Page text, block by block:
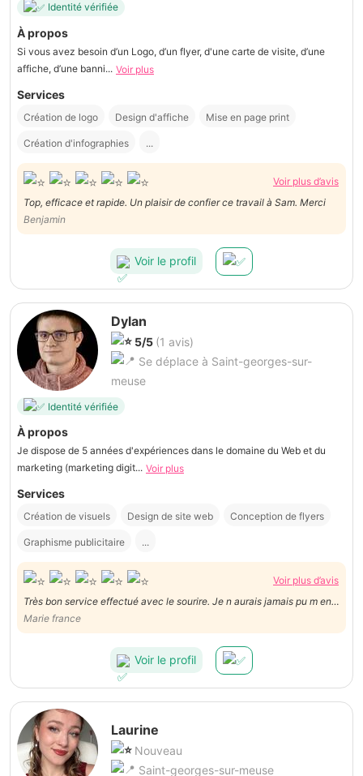
Identité vérifiée
À propos
Si vous avez besoin d’un Logo, d’un flyer, d'une carte de visite, d’une
affiche, d’une banni... Voir plus
Services
Création de logo Design d'affiche Mise en page print
Création d'infographies ...
Voir plus d’avis
Top, efficace et rapide. Un plaisir de confier ce travail à Sam. Merci
Benjamin
Voir le profil
Dylan
5/5 (1 avis)
Se déplace à Saint-georges-sur-
meuse
Identité vérifiée
À propos
Je dispose de 5 années d'expériences dans le domaine du Web et du
marketing (marketing digit... Voir plus
Services
Création de visuels Design de site web Conception de flyers
Graphisme publicitaire ...
Voir plus d’avis
Très bon service effectué avec le sourire. Je n aurais jamais pu m en
sortir sans lui.
Marie france
Voir le profil
Laurine
Nouveau
Saint-georges-sur-meuse